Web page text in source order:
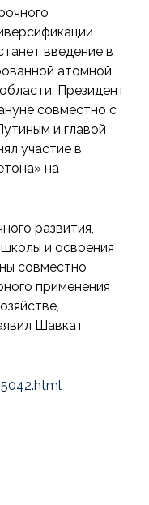
введение в
атомной
Президент
совместно с
и главой
участие в
на
развития,
и освоения
совместно
применения
Шавкат